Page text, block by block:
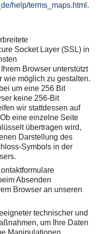
help/terms_maps.html .
Socket Layer (SSL) in
Browser unterstützt
wie möglich zu gestalten.
um eine 256 Bit
keine 256-Bit
wir stattdessen auf
eine einzelne Seite
übertragen wird,
Darstellung des
Symbols in der
Absenden
Browser an unseren
technischer und
um Ihre Daten
Manipulationen,